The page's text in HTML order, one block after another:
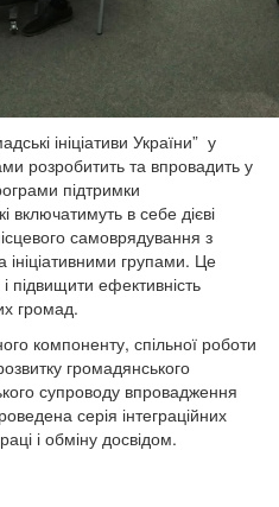
ініціативи України” у
розробитить та впровадить у
підтримки
включатимуть в себе дієві
самоврядування з
ініціативними групами. Це
підвищити ефективність
громад.
компоненту, спільної роботи
громадянського
супроводу впровадження
серія інтеграційних
і обміну досвідом.